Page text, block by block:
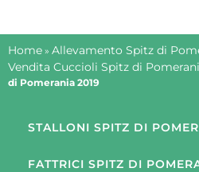
Home » Allevamento Spitz di
Vendita Cuccioli Spitz di
di Pomerania 2019
STALLONI SPITZ DI
FATTRICI SPITZ DI